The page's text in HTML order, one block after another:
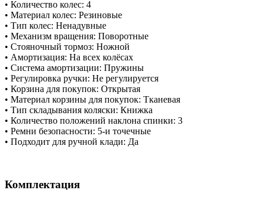
​• Количество колес: 4
​• Материал колес: Резиновые
​• Тип колес: Ненадувные
​• Механизм вращения: Поворотные
​• Стояночный тормоз: Ножной
​• Амортизация: На всех колёсах
​• Система амортизации: Пружины
​• Регулировка ручки: Не регулируется
​• Корзина для покупок: Открытая
​• Материал корзины для покупок: Тканевая
​• Тип складывания коляски: Книжка
​• Количество положений наклона спинки: 3
​• Ремни безопасности: 5-и точечные
​• Подходит для ручной клади: Да
Комплектация